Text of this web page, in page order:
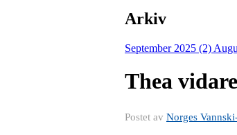
Arkiv
September 2025 (2)
Thea
Postet av Norges